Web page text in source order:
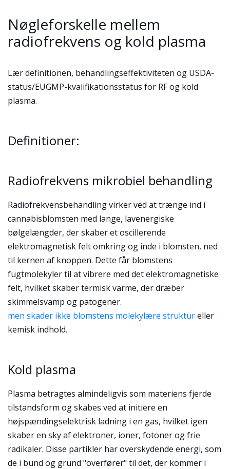
Nøgleforskelle mellem
radiofrekvens og kold plasma
Lær definitionen, behandlingseffektiviteten og USDA-
status/EUGMP-kvalifikationsstatus for RF og kold
plasma.
Definitioner:
Radiofrekvens mikrobiel behandling
Radiofrekvensbehandling virker ved at trænge ind i
cannabisblomsten med lange, lavenergiske
bølgelængder, der skaber et oscillerende
elektromagnetisk felt omkring og inde i blomsten, ned
til kernen af knoppen. Dette får blomstens
fugtmolekyler til at vibrere med det elektromagnetiske
felt, hvilket skaber termisk varme, der dræber
skimmelsvamp og patogener.
men skader ikke blomstens molekylære struktureller
kemisk indhold.
Kold plasma
Plasma betragtes almindeligvis som materiens fjerde
tilstandsform og skabes ved at initiere en
højspændingselektrisk ladning i en gas, hvilket igen
skaber en sky af elektroner, ioner, fotoner og frie
radikaler. Disse partikler har overskydende energi, som
de i bund og grund "overfører" til det, der kommer i